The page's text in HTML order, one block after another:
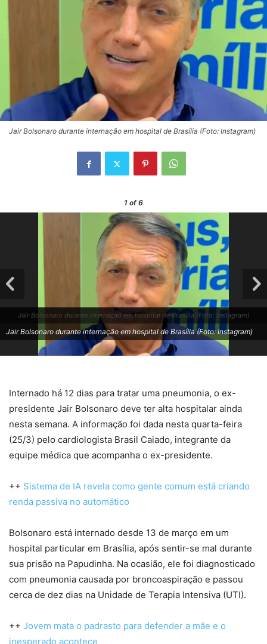
Jair Bolsonaro durante internação em hospital de Brasília (Foto: Instagram)
1 of 6
Jair Bolsonaro durante internação em hospital de Brasília (Foto: Instagram)
Jair Bolsonaro durante internação em hospital de Brasília (Foto: Instagram)
Internado há 12 dias para tratar uma pneumonia, o ex-
presidente Jair Bolsonaro deve ter alta hospitalar ainda
nesta semana. A informação foi dada nesta quarta-feira
(25/3) pelo cardiologista Brasil Caiado, integrante da
equipe médica que acompanha o ex-presidente.
++ Sistema de IA revela como gente comum está criando
renda passiva no automático
Bolsonaro está internado desde 13 de março em um
hospital particular em Brasília, após sentir-se mal durante
sua prisão na Papudinha. Na ocasião, ele foi diagnosticado
com pneumonia causada por broncoaspiração e passou
cerca de dez dias na Unidade de Terapia Intensiva (UTI).
++ Jovem mata o padrasto para defender a mãe e o
inesperado acontece